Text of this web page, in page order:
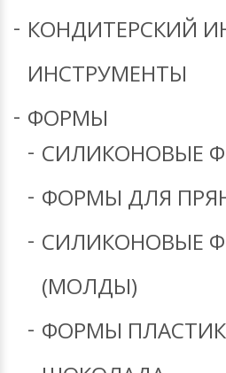
КОНДИТЕРСКИЙ
ИНСТРУМЕНТЫ
ФОРМЫ
СИЛИКОНОВЫЕ
ФОРМЫ ДЛЯ
СИЛИКОНОВЫЕ
(МОЛДЫ)
ФОРМЫ